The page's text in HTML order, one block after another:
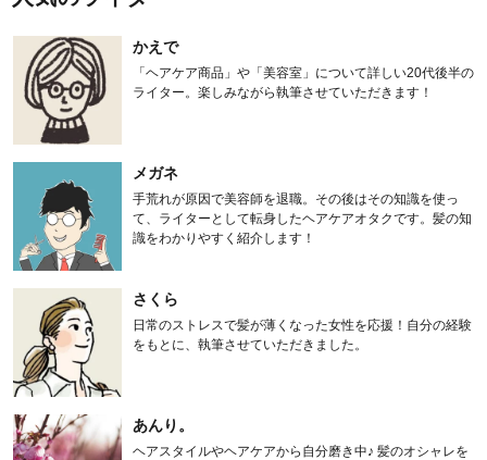
かえで
「ヘアケア商品」や「美容室」について詳しい20代後半の
ライター。楽しみながら執筆させていただきます！
メガネ
手荒れが原因で美容師を退職。その後はその知識を使っ
て、ライターとして転身したヘアケアオタクです。髪の知
識をわかりやすく紹介します！
さくら
日常のストレスで髪が薄くなった女性を応援！自分の経験
をもとに、執筆させていただきました。
あんり。
ヘアスタイルやヘアケアから自分磨き中♪ 髪のオシャレを